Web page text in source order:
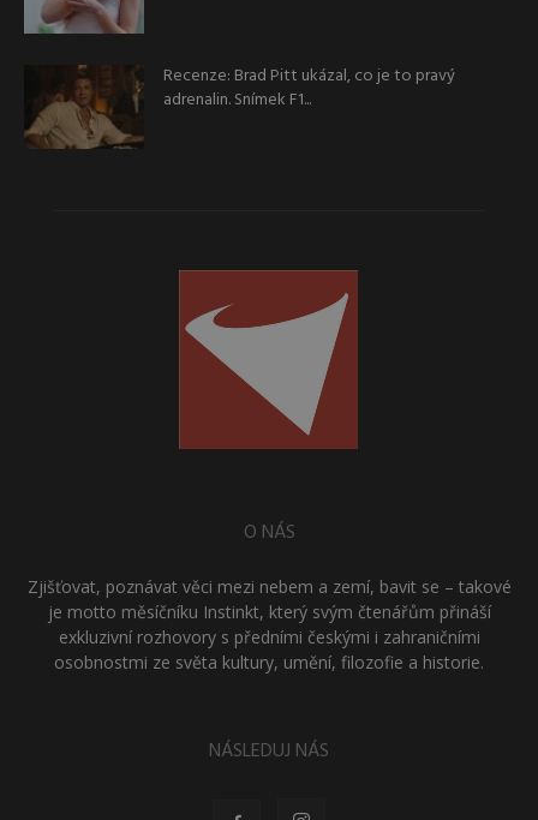
Recenze: Brad Pitt ukázal, co je to pravý
adrenalin. Snímek F1...
O NÁS
Zjišťovat, poznávat věci mezi nebem a zemí, bavit se – takové
je motto měsíčníku Instinkt, který svým čtenářům přináší
exkluzivní rozhovory s předními českými i zahraničními
osobnostmi ze světa kultury, umění, filozofie a historie.
NÁSLEDUJ NÁS